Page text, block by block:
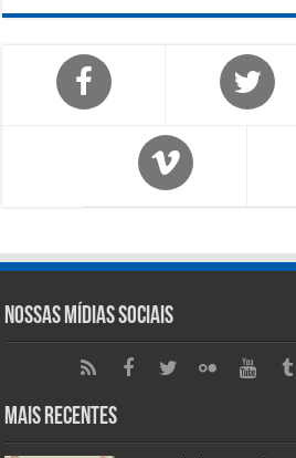
Nossas Mídias Sociais
Mais Recentes